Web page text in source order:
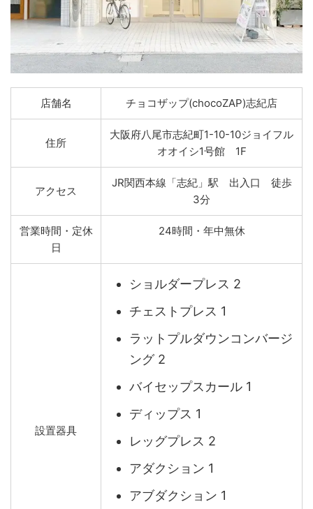
店舗名 チョコザップ(chocoZAP)志紀店
住所
大阪府八尾市志紀町1-10-10ジョイフル
オオイシ1号館 1F
アクセス
JR関西本線「志紀」駅 出入口 徒歩
3分
営業時間・定休
日
24時間・年中無休
設置器具
ショルダープレス 2
チェストプレス 1
ラットプルダウンコンバージ
ング 2
バイセップスカール 1
ディップス 1
レッグプレス 2
アダクション 1
アブダクション 1